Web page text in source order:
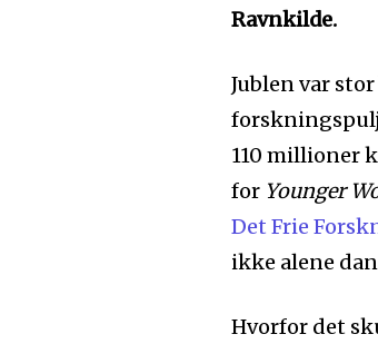
Ravnkilde.
Jublen var
110 millioner
for Younger
Det Frie
ikke alene
Hvorfor det